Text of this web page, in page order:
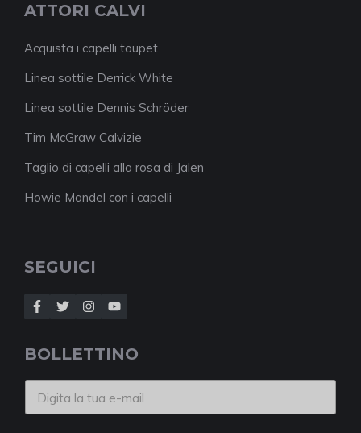
ATTORI CALVI
Acquista i capelli toupet
Linea sottile Derrick White
Linea sottile Dennis Schröder
Tim McGraw Calvizie
Taglio di capelli alla rosa di Jalen
Howie Mandel con i capelli
SEGUICI
BOLLETTINO